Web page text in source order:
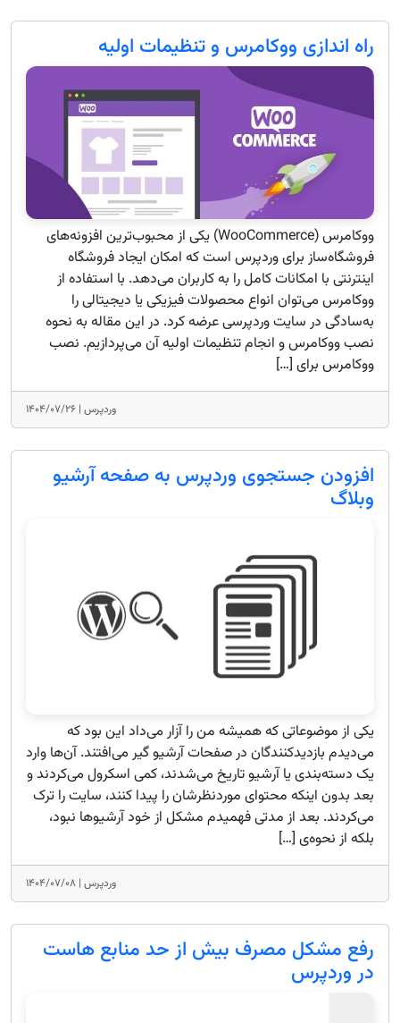
راه اندازی ووکامرس و تنظیمات اولیه
ووکامرس (WooCommerce) یکی از محبوب‌ترین افزونه‌های
فروشگاه‌ساز برای وردپرس است که امکان ایجاد فروشگاه
اینترنتی با امکانات کامل را به کاربران می‌دهد. با استفاده از
ووکامرس می‌توان انواع محصولات فیزیکی یا دیجیتالی را
به‌سادگی در سایت وردپرسی عرضه کرد. در این مقاله به نحوه
نصب ووکامرس و انجام تنظیمات اولیه آن می‌پردازیم. نصب
ووکامرس برای […]
وردپرس | ۱۴۰۴/۰۷/۲۶
افزودن جستجوی وردپرس به صفحه آرشیو
وبلاگ
یکی از موضوعاتی که همیشه من را آزار می‌داد این بود که
می‌دیدم بازدیدکنندگان در صفحات آرشیو گیر می‌افتند. آن‌ها وارد
یک دسته‌بندی یا آرشیو تاریخ می‌شدند، کمی اسکرول می‌کردند و
بعد بدون اینکه محتوای موردنظرشان را پیدا کنند، سایت را ترک
می‌کردند. بعد از مدتی فهمیدم مشکل از خود آرشیوها نبود،
بلکه از نحوه‌ی […]
وردپرس | ۱۴۰۴/۰۷/۰۸
رفع مشکل مصرف بیش از حد منابع هاست
در وردپرس